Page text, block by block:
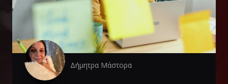
Δήμητρα Μάστορα